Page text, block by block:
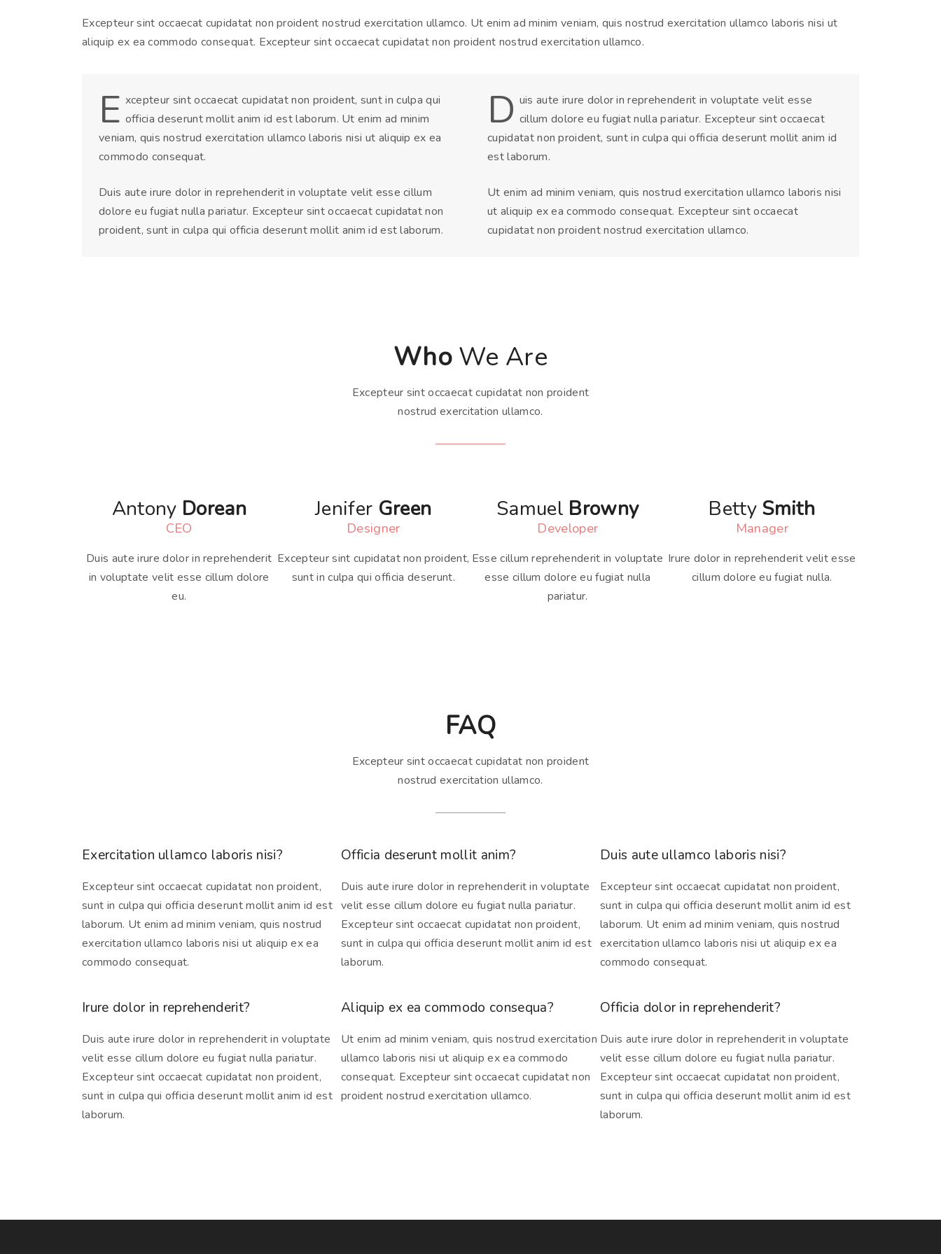
Excepteur sint occaecat cupidatat non proident nostrud exercitation ullamco. Ut enim ad minim veniam, quis nostrud exercitation ullamco laboris nisi ut
aliquip ex ea commodo consequat. Excepteur sint occaecat cupidatat non proident nostrud exercitation ullamco.
E xcepteur sint occaecat cupidatat non proident, sunt in culpa qui
officia deserunt mollit anim id est laborum. Ut enim ad minim
veniam, quis nostrud exercitation ullamco laboris nisi ut aliquip ex ea
commodo consequat.
Duis aute irure dolor in reprehenderit in voluptate velit esse cillum
dolore eu fugiat nulla pariatur. Excepteur sint occaecat cupidatat non
proident, sunt in culpa qui officia deserunt mollit anim id est laborum.
D uis aute irure dolor in reprehenderit in voluptate velit esse
cillum dolore eu fugiat nulla pariatur. Excepteur sint occaecat
cupidatat non proident, sunt in culpa qui officia deserunt mollit anim id
est laborum.
Ut enim ad minim veniam, quis nostrud exercitation ullamco laboris nisi
ut aliquip ex ea commodo consequat. Excepteur sint occaecat
cupidatat non proident nostrud exercitation ullamco.
WhoWe Are
Excepteur sint occaecat cupidatat non proident
nostrud exercitation ullamco.
Antony Dorean
CEO
Duis aute irure dolor in reprehenderit
in voluptate velit esse cillum dolore
eu.
Jenifer Green
Designer
Excepteur sint cupidatat non proident,
sunt in culpa qui officia deserunt.
Samuel Browny
Developer
Esse cillum reprehenderit in voluptate
esse cillum dolore eu fugiat nulla
pariatur.
Betty Smith
Manager
Irure dolor in reprehenderit velit esse
cillum dolore eu fugiat nulla.
FAQ
Excepteur sint occaecat cupidatat non proident
nostrud exercitation ullamco.
Exercitation ullamco laboris nisi?
Excepteur sint occaecat cupidatat non proident,
sunt in culpa qui officia deserunt mollit anim id est
laborum. Ut enim ad minim veniam, quis nostrud
exercitation ullamco laboris nisi ut aliquip ex ea
commodo consequat.
Irure dolor in reprehenderit?
Duis aute irure dolor in reprehenderit in voluptate
velit esse cillum dolore eu fugiat nulla pariatur.
Excepteur sint occaecat cupidatat non proident,
sunt in culpa qui officia deserunt mollit anim id est
laborum.
Officia deserunt mollit anim?
Duis aute irure dolor in reprehenderit in voluptate
velit esse cillum dolore eu fugiat nulla pariatur.
Excepteur sint occaecat cupidatat non proident,
sunt in culpa qui officia deserunt mollit anim id est
laborum.
Aliquip ex ea commodo consequa?
Ut enim ad minim veniam, quis nostrud exercitation
ullamco laboris nisi ut aliquip ex ea commodo
consequat. Excepteur sint occaecat cupidatat non
proident nostrud exercitation ullamco.
Duis aute ullamco laboris nisi?
Excepteur sint occaecat cupidatat non proident,
sunt in culpa qui officia deserunt mollit anim id est
laborum. Ut enim ad minim veniam, quis nostrud
exercitation ullamco laboris nisi ut aliquip ex ea
commodo consequat.
Officia dolor in reprehenderit?
Duis aute irure dolor in reprehenderit in voluptate
velit esse cillum dolore eu fugiat nulla pariatur.
Excepteur sint occaecat cupidatat non proident,
sunt in culpa qui officia deserunt mollit anim id est
laborum.